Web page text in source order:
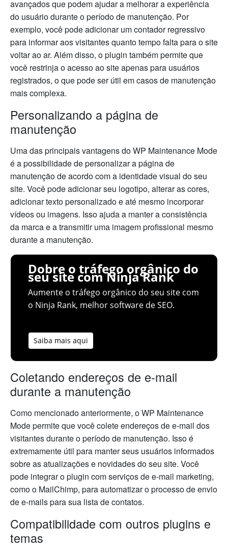
avançados que podem ajudar a melhorar a experiência
do usuário durante o período de manutenção. Por
exemplo, você pode adicionar um contador regressivo
para informar aos visitantes quanto tempo falta para o site
voltar ao ar. Além disso, o plugin também permite que
você restrinja o acesso ao site apenas para usuários
registrados, o que pode ser útil em casos de manutenção
mais complexa.
Personalizando a página de
manutenção
Uma das principais vantagens do WP Maintenance Mode
é a possibilidade de personalizar a página de
manutenção de acordo com a identidade visual do seu
site. Você pode adicionar seu logotipo, alterar as cores,
adicionar texto personalizado e até mesmo incorporar
vídeos ou imagens. Isso ajuda a manter a consistência
da marca e a transmitir uma imagem profissional mesmo
durante a manutenção.
Dobre o tráfego orgânico do
seu site com Ninja Rank
Aumente o tráfego orgânico do seu site com
o Ninja Rank, melhor software de SEO.
Saiba mais aqui
Coletando endereços de e-mail
durante a manutenção
Como mencionado anteriormente, o WP Maintenance
Mode permite que você colete endereços de e-mail dos
visitantes durante o período de manutenção. Isso é
extremamente útil para manter seus usuários informados
sobre as atualizações e novidades do seu site. Você
pode integrar o plugin com serviços de e-mail marketing,
como o MailChimp, para automatizar o processo de envio
de e-mails para sua lista de contatos.
Compatibilidade com outros plugins e
temas